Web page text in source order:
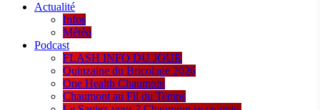
Actualité
Infos
Météo
Podcast
FLASH INFO DU JOUR
Quinzaine du Bricolage 2026
One Health Chaumont
Chaumont au Fil du Temps